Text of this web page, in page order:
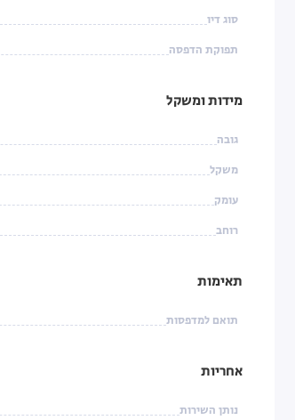
סוג דיו
תפוקת הדפסה
מידות ומשקל
גובה
משקל
עומק
רוחב
תאימות
תואם למדפסות
אחריות
נותן השירות